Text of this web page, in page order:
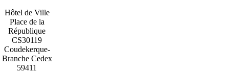
Hôtel de Ville
Place de la
République
CS30119
Coudekerque-
Branche Cedex
59411